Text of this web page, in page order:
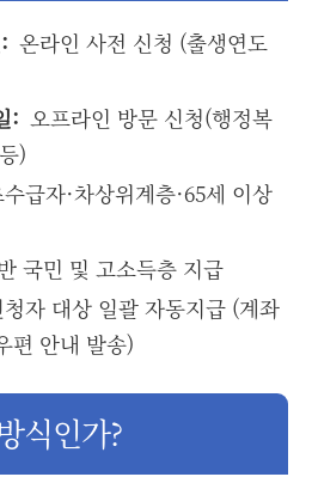
온라인 사전 신청 (출생연도
: 오프라인 방문 신청(행정복
)
급자·차상위계층·65세 이상
국민 및 고소득층 지급
청자 대상 일괄 자동지급 (계좌
편 안내 발송)
식인가?